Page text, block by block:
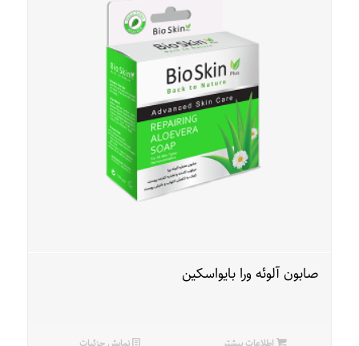
صابون آلوئه ورا بایواسکین